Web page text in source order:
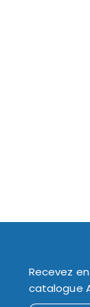
Recevez
catalogue